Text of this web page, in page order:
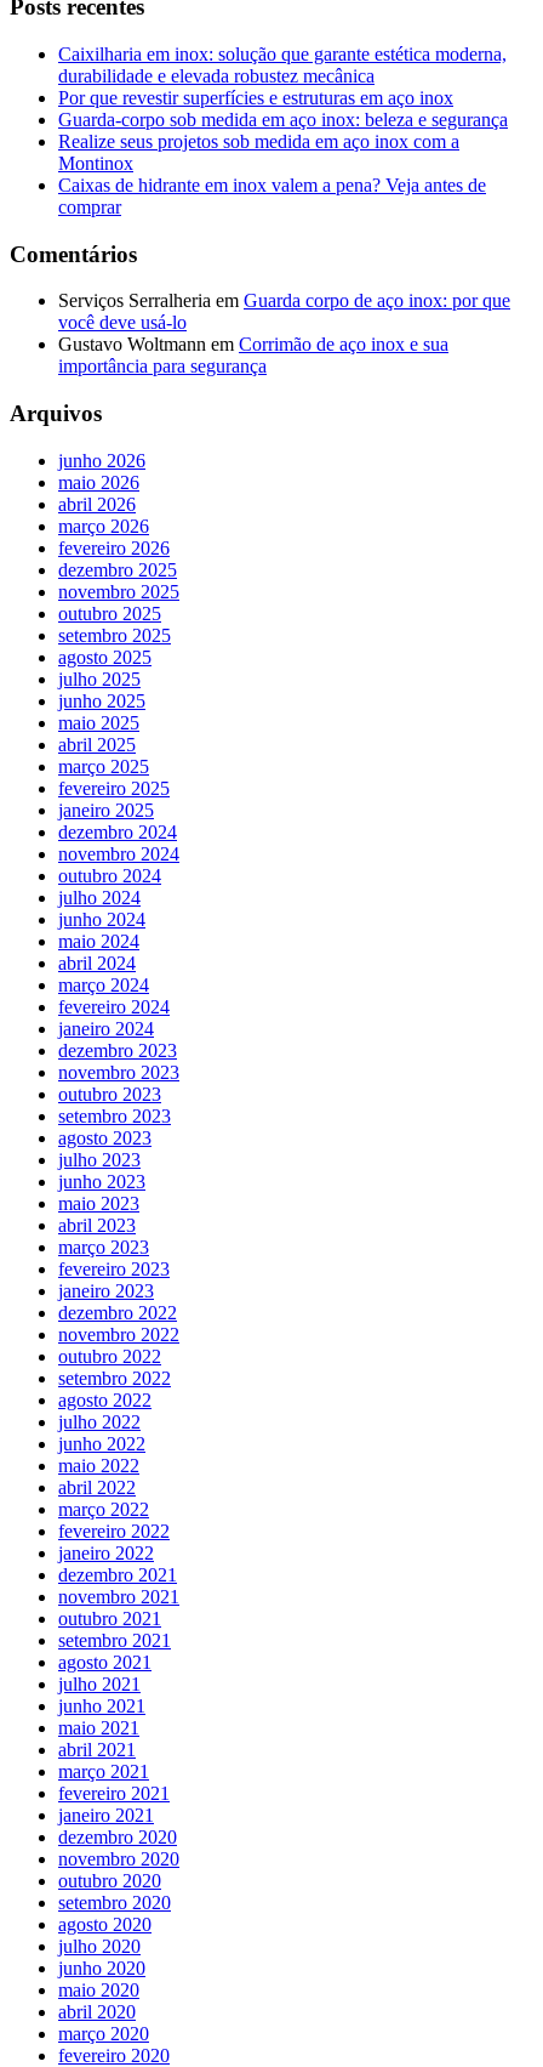
Posts recentes
Caixilharia em inox: solução que garante estética moderna,
durabilidade e elevada robustez mecânica
Por que revestir superfícies e estruturas em aço inox
Guarda-corpo sob medida em aço inox: beleza e segurança
Realize seus projetos sob medida em aço inox com a
Montinox
Caixas de hidrante em inox valem a pena? Veja antes de
comprar
Comentários
Serviços Serralheria em Guarda corpo de aço inox: por que
você deve usá-lo
Gustavo Woltmann em Corrimão de aço inox e sua
importância para segurança
Arquivos
junho 2026
maio 2026
abril 2026
março 2026
fevereiro 2026
dezembro 2025
novembro 2025
outubro 2025
setembro 2025
agosto 2025
julho 2025
junho 2025
maio 2025
abril 2025
março 2025
fevereiro 2025
janeiro 2025
dezembro 2024
novembro 2024
outubro 2024
julho 2024
junho 2024
maio 2024
abril 2024
março 2024
fevereiro 2024
janeiro 2024
dezembro 2023
novembro 2023
outubro 2023
setembro 2023
agosto 2023
julho 2023
junho 2023
maio 2023
abril 2023
março 2023
fevereiro 2023
janeiro 2023
dezembro 2022
novembro 2022
outubro 2022
setembro 2022
agosto 2022
julho 2022
junho 2022
maio 2022
abril 2022
março 2022
fevereiro 2022
janeiro 2022
dezembro 2021
novembro 2021
outubro 2021
setembro 2021
agosto 2021
julho 2021
junho 2021
maio 2021
abril 2021
março 2021
fevereiro 2021
janeiro 2021
dezembro 2020
novembro 2020
outubro 2020
setembro 2020
agosto 2020
julho 2020
junho 2020
maio 2020
abril 2020
março 2020
fevereiro 2020